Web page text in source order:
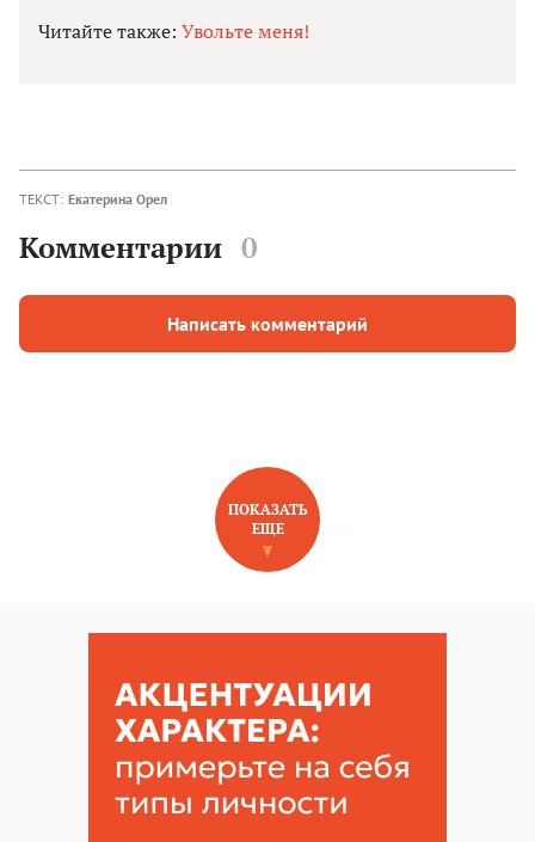
Читайте также: Увольте меня!
ТЕКСТ: Екатерина Орел
Комментарии 0
Написать комментарий
НОВОЕ НА САЙТЕ
ПОКАЗАТЬ
ЕЩЕ